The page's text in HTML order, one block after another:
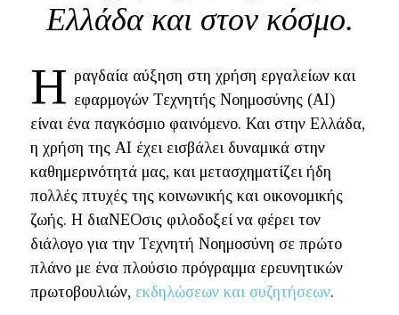
Ελλάδα και στον κόσμο.
Η ραγδαία αύξηση στη χρήση εργαλείων και
εφαρμογών Τεχνητής Νοημοσύνης (ΑΙ)
είναι ένα παγκόσμιο φαινόμενο. Και στην Ελλάδα,
η χρήση της ΑΙ έχει εισβάλει δυναμικά στην
καθημερινότητά μας, και μετασχηματίζει ήδη
πολλές πτυχές της κοινωνικής και οικονομικής
ζωής. Η διαΝΕΟσις φιλοδοξεί να φέρει τον
διάλογο για την Τεχνητή Νοημοσύνη σε πρώτο
πλάνο με ένα πλούσιο πρόγραμμα ερευνητικών
πρωτοβουλιών, εκδηλώσεων και συζητήσεων.